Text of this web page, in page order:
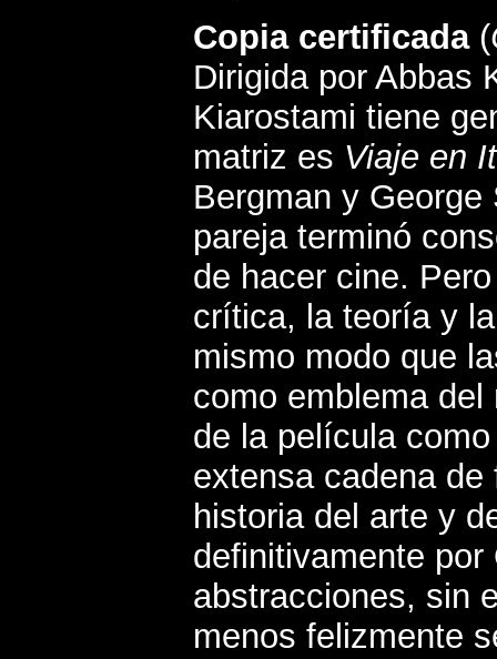
Copia certificada (
Dirigida por Abbas
Kiarostami tiene
matriz es Viaje en
Bergman y
pareja terminó
de hacer cine.
crítica, la teoría y
mismo modo que
como emblema
de la película
extensa cadena
historia del arte y
definitivamente
abstracciones, sin
menos felizmente